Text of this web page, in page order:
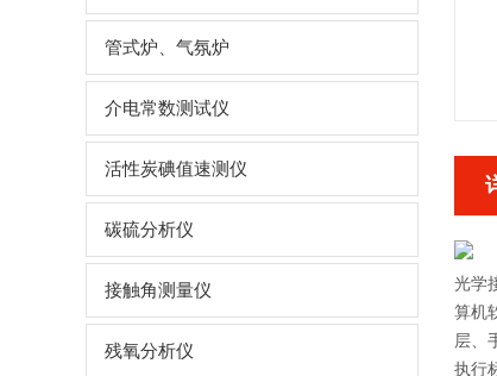
管式炉、气氛炉
介电常数测试仪
活性炭碘值速测仪
碳硫分析仪
接触角测量仪
残氧分析仪
光学
算机
层、
执行